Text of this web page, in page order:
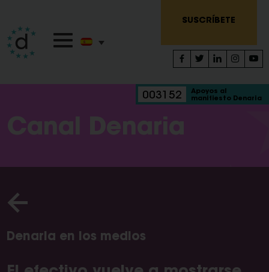
SUSCRÍBETE
003152
Apoyos al
manifiesto Denaria
Canal Denaria
Denaria en los medios